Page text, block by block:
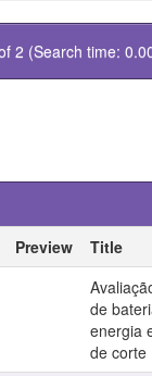
2 (Search time:
Preview Title
de
energia
de corte